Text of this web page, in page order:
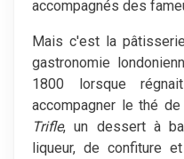
accompagnés des
Mais c'est la
gastronomie
1800 lorsque
accompagner le thé
Trifle, un dessert à
liqueur, de confiture